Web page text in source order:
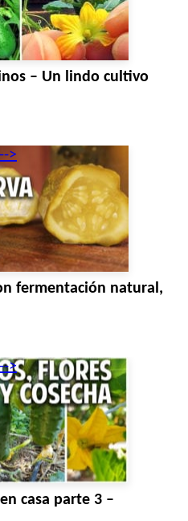
– Un lindo cultivo
-->
fermentación natural,
-->
casa parte 3 –